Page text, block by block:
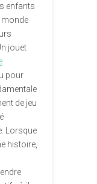
enfants
monde
jouet
pour
de jeu
Lorsque
histoire,